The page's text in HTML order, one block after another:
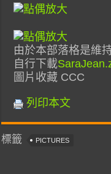
由於本部落格是維
自行下載
圖片收藏 CCC
列印本文
標籤 PICTURES